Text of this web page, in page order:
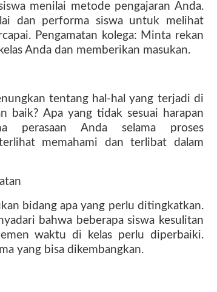
menilai metode pengajaran Anda.
dan performa siswa untuk melihat
Pengamatan kolega: Minta rekan
Anda dan memberikan masukan.
tentang hal-hal yang terjadi di
baik? Apa yang tidak sesuai harapan
perasaan Anda selama proses
memahami dan terlibat dalam
bidang apa yang perlu ditingkatkan.
bahwa beberapa siswa kesulitan
waktu di kelas perlu diperbaiki.
yang bisa dikembangkan.